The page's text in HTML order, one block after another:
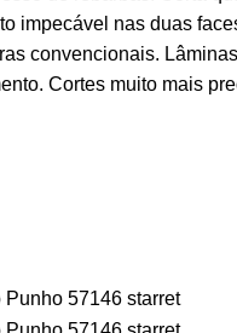
impecável nas duas
convencionais.
Cortes muito mais